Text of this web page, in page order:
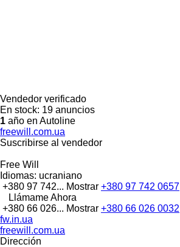
Vendedor verificado
En stock: 19 anuncios
1 año en Autoline
freewill.com.ua
Suscribirse al vendedor
Free Will
Idiomas: ucraniano
+380 97 742... Mostrar +380 97 742 0657
Llámame Ahora
+380 66 026... Mostrar +380 66 026 0032
fw.in.ua
freewill.com.ua
Dirección